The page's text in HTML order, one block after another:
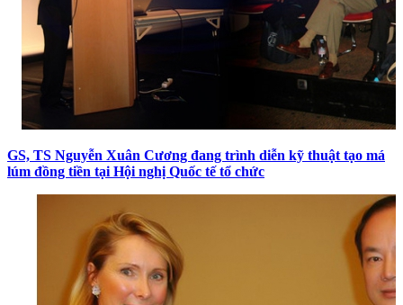
GS, TS Nguyễn Xuân Cương đang trình diễn kỹ thuật tạo má
lúm đồng tiền tại Hội nghị Quốc tế tổ chức